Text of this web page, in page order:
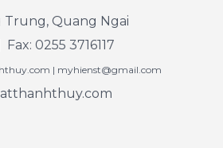
Trung, Quang Ngai
0255 3716117
| myhienst@gmail.com